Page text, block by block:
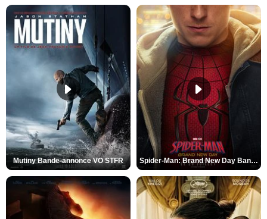
Mutiny Bande-annonce VO STFR Spider-Man: Brand New Day Bande-annonce VO STFR